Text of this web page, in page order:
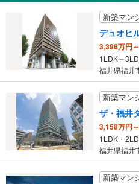
建物面積 -
新築マン
デュオヒ
3,398万円
1LDK～
福井県福井
新築マン
ザ・福井
3,158万円
1LDK・
福井県福井
新築マン